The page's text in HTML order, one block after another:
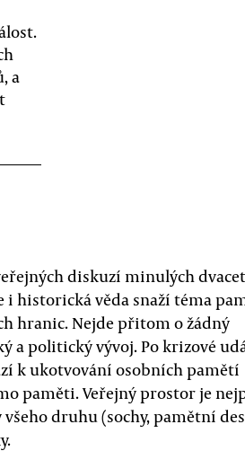
a
diskuzí minulých
i historická věda snaží téma
hranic. Nejde přitom o žádný
a politický vývoj. Po krizové
k ukotvování osobních pamětí
paměti. Veřejný prostor je
druhu (sochy, pamětní